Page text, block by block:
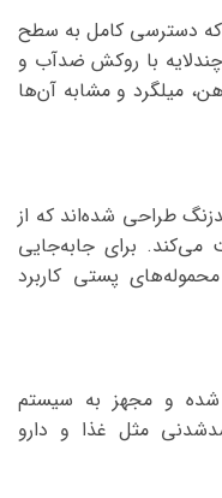
که دسترسی کامل به سطح
با روکش ضدآب و
میلگرد و مشابه آن‌ها
طراحی شده‌اند که از
می‌کند. برای جابه‌جایی
محموله‌های پستی کاربرد
شده و مجهز به سیستم
مثل غذا و دارو